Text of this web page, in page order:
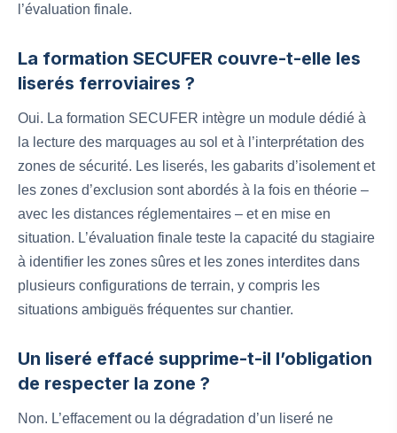
l’évaluation finale.
La formation SECUFER couvre-t-elle les
liserés ferroviaires ?
Oui. La formation SECUFER intègre un module dédié à
la lecture des marquages au sol et à l’interprétation des
zones de sécurité. Les liserés, les gabarits d’isolement et
les zones d’exclusion sont abordés à la fois en théorie –
avec les distances réglementaires – et en mise en
situation. L’évaluation finale teste la capacité du stagiaire
à identifier les zones sûres et les zones interdites dans
plusieurs configurations de terrain, y compris les
situations ambiguës fréquentes sur chantier.
Un liseré effacé supprime-t-il l’obligation
de respecter la zone ?
Non. L’effacement ou la dégradation d’un liseré ne